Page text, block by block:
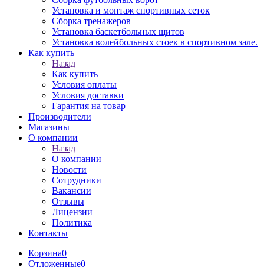
Установка и монтаж спортивных сеток
Сборка тренажеров
Установка баскетбольных щитов
Установка волейбольных стоек в спортивном зале.
Как купить
Назад
Как купить
Условия оплаты
Условия доставки
Гарантия на товар
Производители
Магазины
О компании
Назад
О компании
Новости
Сотрудники
Вакансии
Отзывы
Лицензии
Политика
Контакты
Корзина0
Отложенные0